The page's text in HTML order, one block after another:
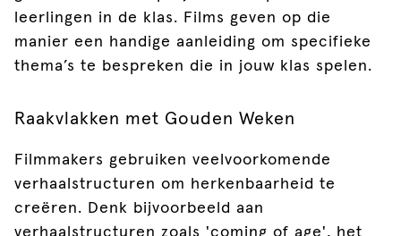
leerlingen in de klas. Films geven op die
manier een handige aanleiding om specifieke
thema’s te bespreken die in jouw klas spelen.
Raakvlakken met Gouden Weken
Filmmakers gebruiken veelvoorkomende
verhaalstructuren om herkenbaarheid te
creëren. Denk bijvoorbeeld aan
verhaalstructuren zoals 'coming of age', het